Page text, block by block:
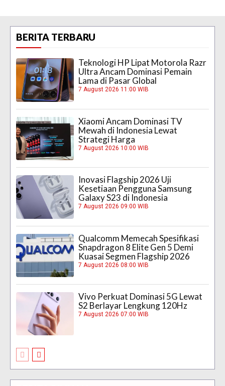
BERITA TERBARU
Teknologi HP Lipat Motorola Razr
Ultra Ancam Dominasi Pemain
Lama di Pasar Global
7 August 2026 11:00 WIB
Xiaomi Ancam Dominasi TV
Mewah di Indonesia Lewat
Strategi Harga
7 August 2026 10:00 WIB
Inovasi Flagship 2026 Uji
Kesetiaan Pengguna Samsung
Galaxy S23 di Indonesia
7 August 2026 09:00 WIB
Qualcomm Memecah Spesifikasi
Snapdragon 8 Elite Gen 5 Demi
Kuasai Segmen Flagship 2026
7 August 2026 08:00 WIB
Vivo Perkuat Dominasi 5G Lewat
S2 Berlayar Lengkung 120Hz
7 August 2026 07:00 WIB